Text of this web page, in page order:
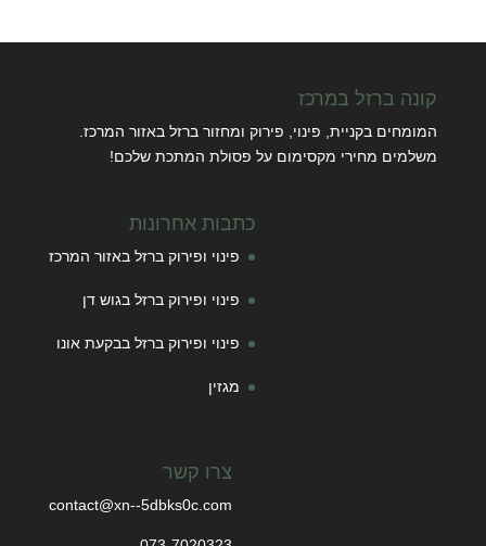
קונה ברזל במרכז
המומחים בקניית, פינוי, פירוק ומחזור ברזל באזור המרכז.
משלמים מחירי מקסימום על פסולת המתכת שלכם!
כתבות אחרונות
פינוי ופירוק ברזל באזור המרכז
פינוי ופירוק ברזל בגוש דן
פינוי ופירוק ברזל בבקעת אונו
מגזין
צרו קשר
contact@xn--5dbks0c.com